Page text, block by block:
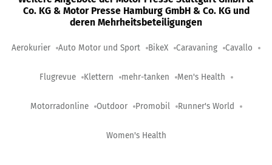
Co. KG & Motor Presse Hamburg GmbH & Co. KG und
deren Mehrheitsbeteiligungen
Aerokurier Auto Motor und Sport BikeX Caravaning Cavallo
Flugrevue Klettern mehr-tanken Men's Health
Motorradonline Outdoor Promobil Runner's World
Women's Health